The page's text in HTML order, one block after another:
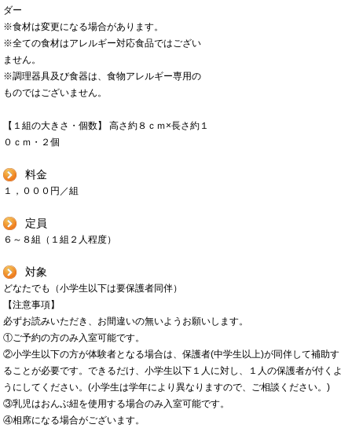
ダー
※食材は変更になる場合があります。
※全ての食材はアレルギー対応食品ではござい
ません。
※調理器具及び食器は、食物アレルギー専用の
ものではございません。
【１組の大きさ・個数】 高さ約８ｃｍ×長さ約１
０ｃｍ・２個
料金
１，０００円／組
定員
６～８組（１組２人程度）
対象
どなたでも（小学生以下は要保護者同伴）
【注意事項】
必ずお読みいただき、お間違いの無いようお願いします。
①ご予約の方のみ入室可能です。
②小学生以下の方が体験者となる場合は、保護者(中学生以上)が同伴して補助す
ることが必要です。できるだけ、小学生以下１人に対し、１人の保護者が付くよ
うにしてください。(小学生は学年により異なりますので、ご相談ください。)
③乳児はおんぶ紐を使用する場合のみ入室可能です。
④相席になる場合がございます。